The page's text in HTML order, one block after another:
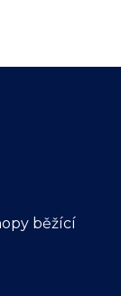
běžící